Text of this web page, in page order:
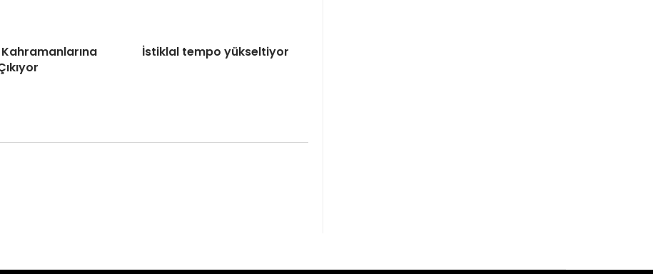
İstiklal tempo yükseltiyor